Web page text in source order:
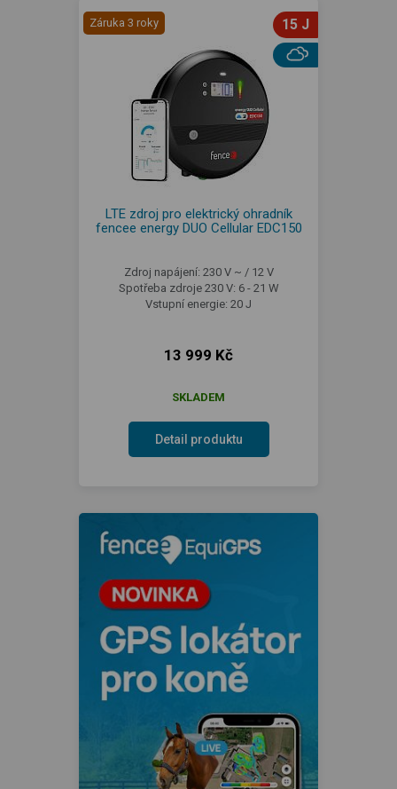
Záruka 3 roky 15 J
LTE zdroj pro elektrický ohradník
fencee energy DUO Cellular EDC150
Zdroj napájení: 230 V ~ / 12 V
Spotřeba zdroje 230 V: 6 - 21 W
Vstupní energie: 20 J
13 999 Kč
SKLADEM
Detail produktu